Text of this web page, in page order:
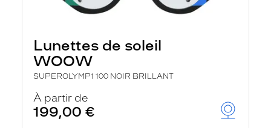
Lunettes de soleil
WOOW
SUPEROLYMP1 100 NOIR BRILLANT
À partir de
199,00 €